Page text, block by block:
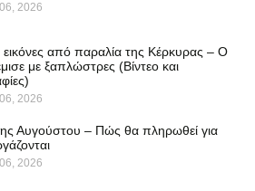
2026
εικόνες από παραλία της Κέρκυρας – Ο
με ξαπλώστρες (Βίντεο και
2026
Αυγούστου – Πώς θα πληρωθεί για
2026